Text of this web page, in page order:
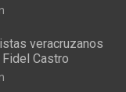
veracruzanos
Castro